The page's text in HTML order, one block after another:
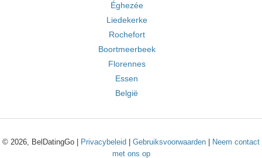
Éghezée
Liedekerke
Rochefort
Boortmeerbeek
Florennes
Essen
België
© 2026, BelDatingGo | Privacybeleid Gebruiksvoorwaarden
Neem contact
met ons op